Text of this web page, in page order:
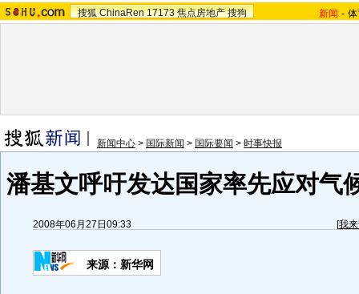
搜狐 ChinaRen 17173 焦点房地产 搜狗 新闻 -
新闻中心 > 国际新闻 > 国际要闻 > 时事快报
潘基文呼吁发达国家率先应对气
2008年06月27日09:33 [我
来源：新华网